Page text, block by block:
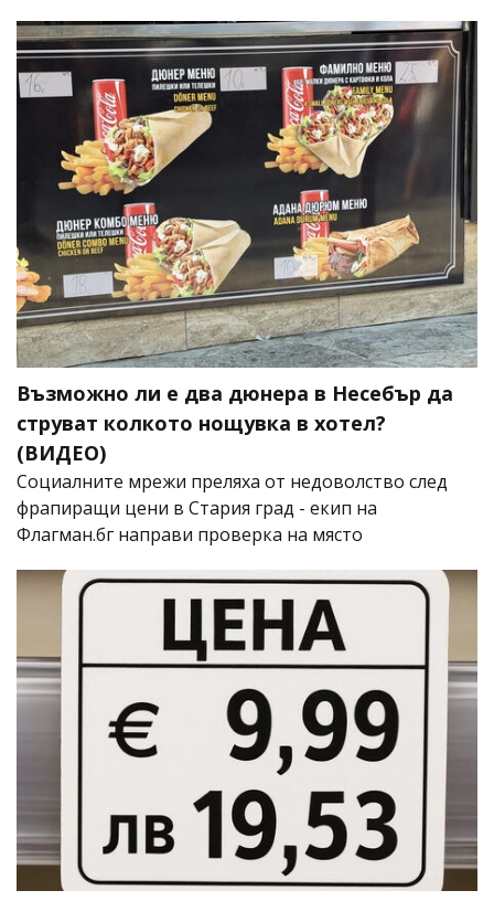
Възможно ли е два дюнера в Несебър да
струват колкото нощувка в хотел?
(ВИДЕО)
Социалните мрежи преляха от недоволство след
фрапиращи цени в Стария град - екип на
Флагман.бг направи проверка на място